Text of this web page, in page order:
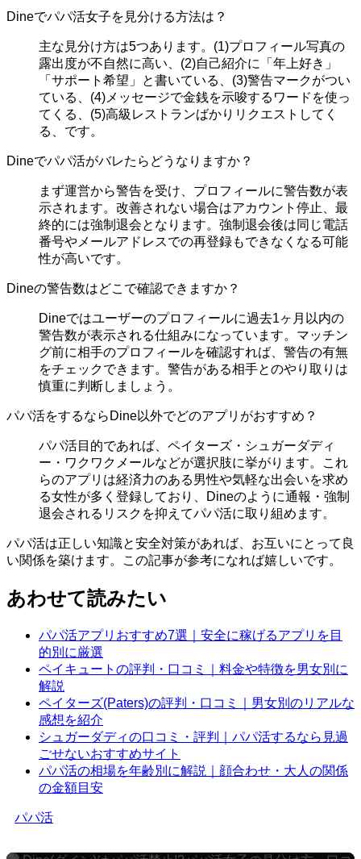
Dineでパパ活女子を見分ける方法は？
主な見分け方は5つあります。(1)プロフィール写真の
露出度が不自然に高い、(2)自己紹介に「年上好き」
「サポート希望」と書いている、(3)警告マークがつい
ている、(4)メッセージで金銭を示唆するワードを使っ
てくる、(5)高級レストランばかりリクエストしてく
る、です。
Dineでパパ活がバレたらどうなりますか？
まず運営から警告を受け、プロフィールに警告数が表
示されます。改善されない場合はアカウント停止、最
終的には強制退会となります。強制退会後は同じ電話
番号やメールアドレスでの再登録もできなくなる可能
性が高いです。
Dineの警告数はどこで確認できますか？
Dineではユーザーのプロフィールに過去1ヶ月以内の
警告数が表示される仕組みになっています。マッチン
グ前に相手のプロフィールを確認すれば、警告の有無
をチェックできます。警告がある相手とのやり取りは
慎重に判断しましょう。
パパ活をするならDine以外でどのアプリがおすすめ？
パパ活目的であれば、ペイターズ・シュガーダディ
ー・ワクワクメールなどが選択肢に挙がります。これ
らのアプリは経済力のある男性や気軽な出会いを求め
る女性が多く登録しており、Dineのように通報・強制
退会されるリスクを抑えてパパ活に取り組めます。
パパ活は正しい知識と安全対策があれば、お互いにとって良
い関係を築けます。この記事が参考になれば嬉しいです。
あわせて読みたい
パパ活アプリおすすめ7選｜安全に稼げるアプリを目
的別に厳選
ペイキュートの評判・口コミ｜料金や特徴を男女別に
解説
ペイターズ(Paters)の評判・口コミ｜男女別のリアルな
感想を紹介
シュガーダディの口コミ・評判｜パパ活するなら見過
ごせないおすすめサイト
パパ活の相場を年齢別に解説｜顔合わせ・大人の関係
の金額目安
パパ活